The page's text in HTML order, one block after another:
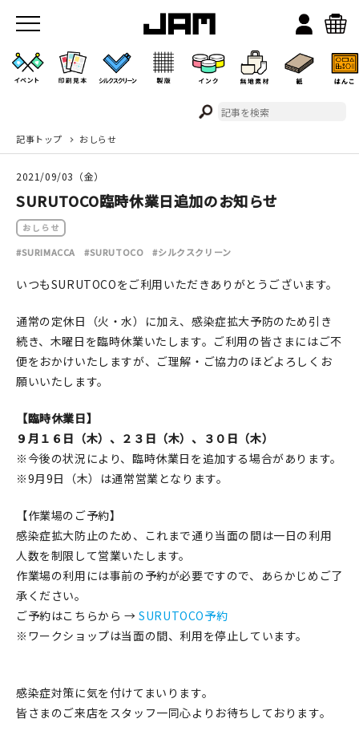
JAMのこと
お店/ワークスペース
イベント
印刷見本
無地素材
紙
本
文房具
雑貨
はんこ
台湾グッズ
記事トップ おしらせ
2021/09/03（金）
SURUTOCO臨時休業日追加のお知らせ
おしらせ
#SURIMACCA #SURUTOCO #シルクスクリーン
いつもSURUTOCOをご利用いただきありがとうございます。
通常の定休日（火・水）に加え、感染症拡大予防のため引き
続き、木曜日を臨時休業いたします。ご利用の皆さまにはご不
便をおかけいたしますが、ご理解・ご協力のほどよろしくお
願いいたします。
【臨時休業日】
９月１６日（木）、２３日（木）、３０日（木）
※今後の状況により、臨時休業日を追加する場合があります。
※9月9日（木）は通常営業となります。
【作業場のご予約】
感染症拡大防止のため、これまで通り当面の間は一日の利用
人数を制限して営業いたします。
作業場の利用には事前の予約が必要ですので、あらかじめご了
承ください。
ご予約はこちらから →SURUTOCO予約
※ワークショップは当面の間、利用を停止しています。
感染症対策に気を付けてまいります。
皆さまのご来店をスタッフ一同心よりお待ちしております。